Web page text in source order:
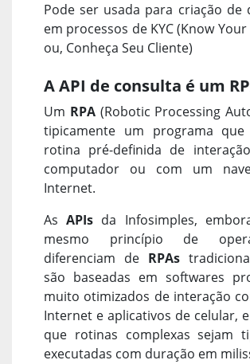
Pode ser usada para criação de
em processos de KYC (Know
ou, Conheça Seu Cliente)
A API de consulta é um
Um RPA(Robotic Processing
tipicamente um programa
rotina pré-definida de
computador ou com um
Internet.
AsAPIs da Infosimples,
mesmo princípio de
diferenciam de RPAs
são baseadas em softwares
muito otimizados de interação
Internet e aplicativos de celular,
que rotinas complexas sejam
executadas com duração em